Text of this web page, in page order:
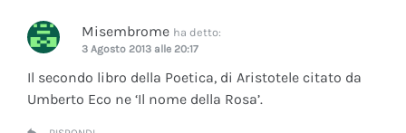
Misembrome ha detto:
3 Agosto 2013 alle 20:17
Il secondo libro della Poetica, di Aristotele citato da
Umberto Eco ne ‘Il nome della Rosa’.